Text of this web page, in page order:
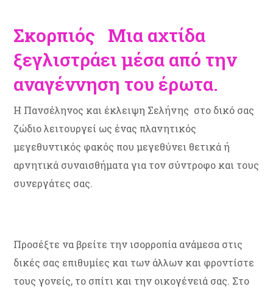
Σκορπιός Μια αχτίδα
ξεγλιστράει μέσα από την
αναγέννηση του έρωτα.
Η Πανσέληνος και έκλειψη Σελήνης στο δικό σας
ζώδιο λειτουργεί ως ένας πλανητικός
μεγεθυντικός φακός που μεγεθύνει θετικά ή
αρνητικά συναισθήματα για τον σύντροφο και τους
συνεργάτες σας.
Προσέξτε να βρείτε την ισορροπία ανάμεσα στις
δικές σας επιθυμίες και των άλλων και φροντίστε
τους γονείς, το σπίτι και την οικογένειά σας. Στο